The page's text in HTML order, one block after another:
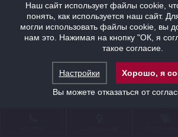
Наш сайт использует файлы cookie,
понять, как используется наш сайт.
могли использовать файлы cookie, вы
нам это. Нажимая на кнопку "ОК, я
такое согласие.
Настройки
Хорошо, я
Вы можете отказаться от